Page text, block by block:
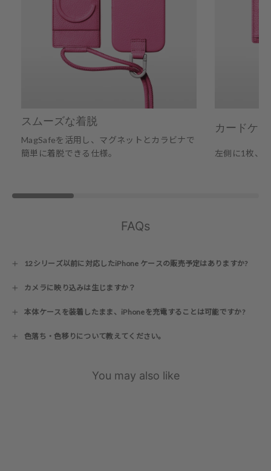
スムーズな着脱
MagSafeを活用し、マグネットとカラビナで
簡単に着脱できる仕様。
カードケ
左側に1枚、
FAQs
12シリーズ以前に対応したiPhone ケースの販売予定はありますか?
カメラに映り込みは生じますか？
本体ケースを装着したまま、iPhoneを充電することは可能ですか?
色落ち・色移りについて教えてください。
You may also like